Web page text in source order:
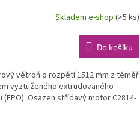
Skladem e-shop (>5 ks)
Do košíku
větroň o rozpětí 1512 mm z téměř
vyztuženého extrudovaného
Osazen střídavý motor C2814-